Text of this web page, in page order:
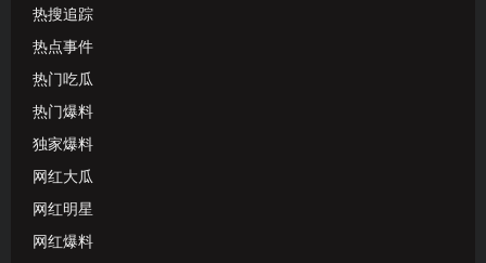
热搜追踪
热点事件
热门吃瓜
热门爆料
独家爆料
网红大瓜
网红明星
网红爆料